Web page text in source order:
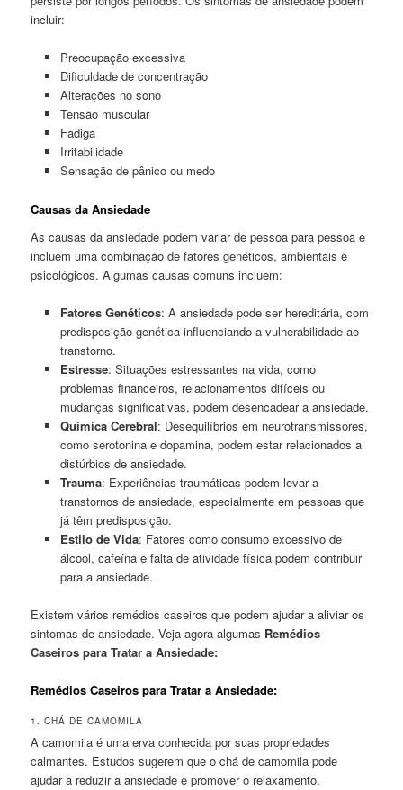
incluir:
Preocupação excessiva
Dificuldade de concentração
Alterações no sono
Tensão muscular
Fadiga
Irritabilidade
Sensação de pânico ou medo
Causas da Ansiedade
As causas da ansiedade podem variar de pessoa para pessoa e
incluem uma combinação de fatores genéticos, ambientais e
psicológicos. Algumas causas comuns incluem:
Fatores Genéticos: A ansiedade pode ser hereditária, com
predisposição genética influenciando a vulnerabilidade ao
transtorno.
Estresse: Situações estressantes na vida, como
problemas financeiros, relacionamentos difíceis ou
mudanças significativas, podem desencadear a ansiedade.
Química Cerebral: Desequilíbrios em neurotransmissores,
como serotonina e dopamina, podem estar relacionados a
distúrbios de ansiedade.
Trauma: Experiências traumáticas podem levar a
transtornos de ansiedade, especialmente em pessoas que
já têm predisposição.
Estilo de Vida: Fatores como consumo excessivo de
álcool, cafeína e falta de atividade física podem contribuir
para a ansiedade.
Existem vários remédios caseiros que podem ajudar a aliviar os
sintomas de ansiedade. Veja agora algumas Remédios
Caseiros para Tratar a Ansiedade:
Remédios Caseiros para Tratar a Ansiedade:
1. CHÁ DE CAMOMILA
A camomila é uma erva conhecida por suas propriedades
calmantes. Estudos sugerem que o chá de camomila pode
ajudar a reduzir a ansiedade e promover o relaxamento.